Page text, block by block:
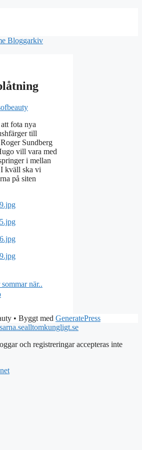
Bloggarkiv
fota nya
till
Sundberg
vill vara med
i mellan
kväll ska vi
på siten
när..
• Byggt med GeneratePress
alltomkungligt.se
och registreringar accepteras inte